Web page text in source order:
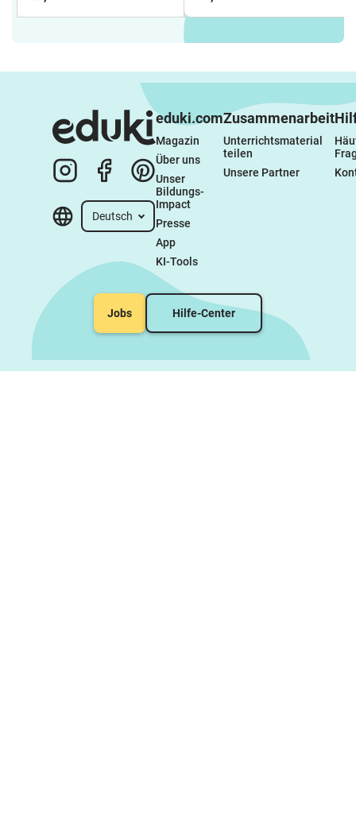
(Word/LibreOffice)
Download
(Download)
Deutsch
eduki.com
Magazin
Über uns
Unser
Bildungs-
Impact
Presse
App
KI-Tools
Zusammenarbeit
Unterrichtsmaterial
teilen
Unsere Partner
Jobs Hilfe-Center